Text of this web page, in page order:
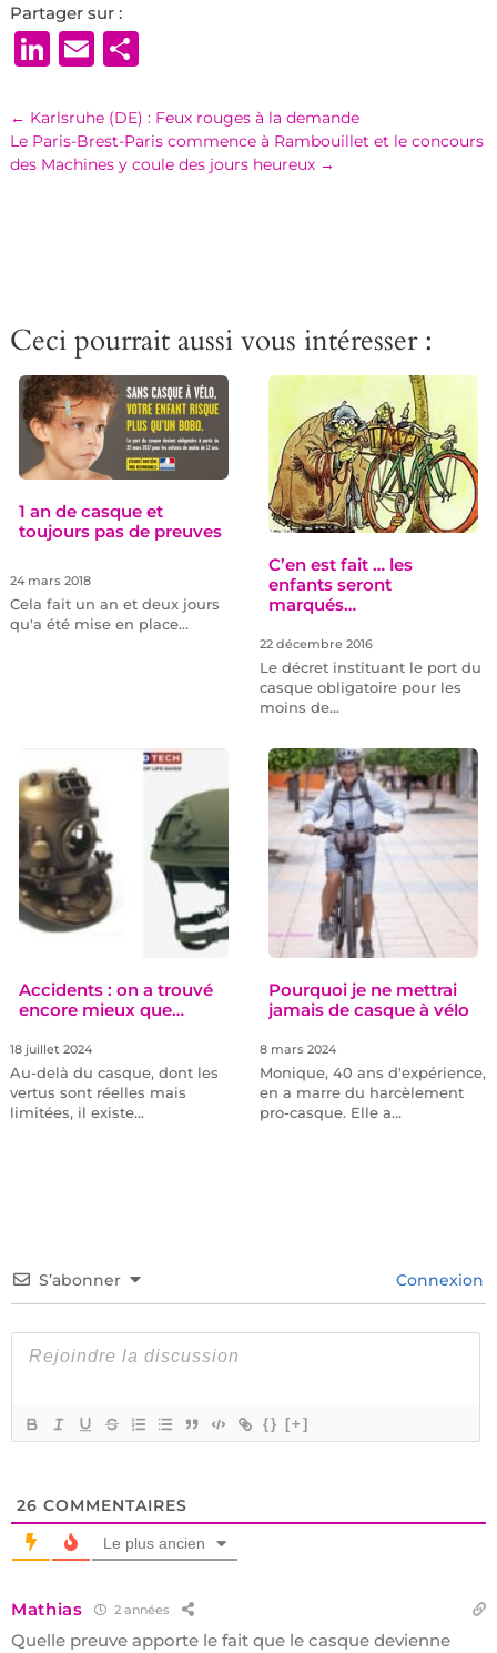
Partager sur :
LinkedIn
EmailPartager
← Karlsruhe (DE) : Feux rouges à la demande
Le Paris-Brest-Paris commence à Rambouillet et le concours
des Machines y coule des jours heureux→
Ceci pourrait aussi vous intéresser :
1 an de casque et
toujours pas de preuves
24 mars 2018
Cela fait un an et deux jours
qu'a été mise en place…
C’en est fait … les
enfants seront
marqués…
22 décembre 2016
Le décret instituant le port du
casque obligatoire pour les
moins de…
Accidents : on a trouvé
encore mieux que…
18 juillet 2024
Au-delà du casque, dont les
vertus sont réelles mais
limitées, il existe…
Pourquoi je ne mettrai
jamais de casque à vélo
8 mars 2024
Monique, 40 ans d'expérience,
en a marre du harcèlement
pro-casque. Elle a…
S’abonner Connexion
{} [+]
26 COMMENTAIRES
Le plus ancien
Mathias 2 années
Quelle preuve apporte le fait que le casque devienne